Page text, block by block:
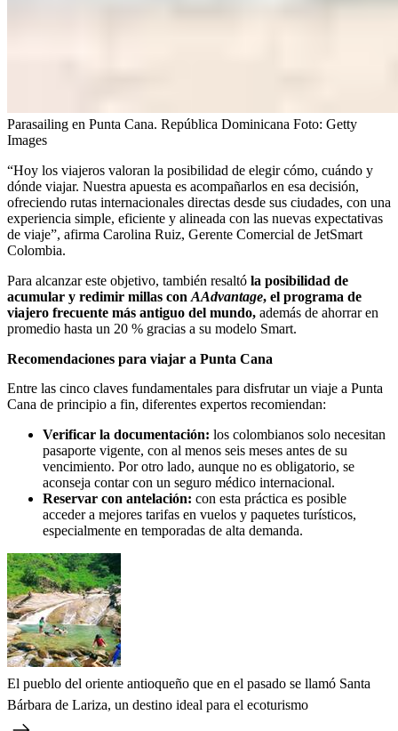
Parasailing en Punta Cana. República Dominicana Foto: Getty
Images
“Hoy los viajeros valoran la posibilidad de elegir cómo, cuándo y
dónde viajar. Nuestra apuesta es acompañarlos en esa decisión,
ofreciendo rutas internacionales directas desde sus ciudades, con una
experiencia simple, eficiente y alineada con las nuevas expectativas
de viaje”, afirma Carolina Ruiz, Gerente Comercial de JetSmart
Colombia.
Para alcanzar este objetivo, también resaltó la posibilidad de
acumular y redimir millas con AAdvantage, el programa de
viajero frecuente más antiguo del mundo, además de ahorrar en
promedio hasta un 20 % gracias a su modelo Smart.
Recomendaciones para viajar a Punta Cana
Entre las cinco claves fundamentales para disfrutar un viaje a Punta
Cana de principio a fin, diferentes expertos recomiendan:
Verificar la documentación: los colombianos solo necesitan
pasaporte vigente, con al menos seis meses antes de su
vencimiento. Por otro lado, aunque no es obligatorio, se
aconseja contar con un seguro médico internacional.
Reservar con antelación: con esta práctica es posible
acceder a mejores tarifas en vuelos y paquetes turísticos,
especialmente en temporadas de alta demanda.
El pueblo del oriente antioqueño que en el pasado se llamó Santa
Bárbara de Lariza, un destino ideal para el ecoturismo